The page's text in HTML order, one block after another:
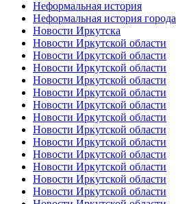
Неформальная история
Неформальная история города
Новости Иркутска
Новости Иркутской области
Новости Иркутской области
Новости Иркутской области
Новости Иркутской области
Новости Иркутской области
Новости Иркутской области
Новости Иркутской области
Новости Иркутской области
Новости Иркутской области
Новости Иркутской области
Новости Иркутской области
Новости Иркутской области
Новости Иркутской области